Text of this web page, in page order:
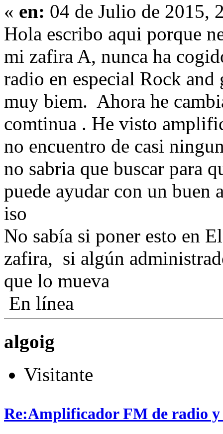
« en: 04 de Julio de 2015,
Hola escribo aqui porque
mi zafira A, nunca ha
radio en especial Rock
muy biem. Ahora he
comtinua . He visto
no encuentro de casi
no sabria que buscar para
puede ayudar con un
iso
No sabía si poner esto en
zafira, si algún
que lo mueva
En línea
algoig
Visitante
Re:Amplificador FM de radio y